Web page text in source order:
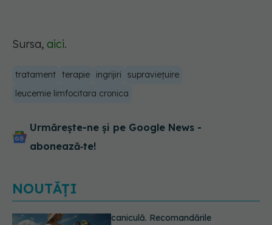
Sursa, aici.
tratament terapie ingrijiri
supraviețuire
leucemie limfocitara cronica
Urmărește-ne și pe Google News -
abonează‑te!
NOUTĂȚI